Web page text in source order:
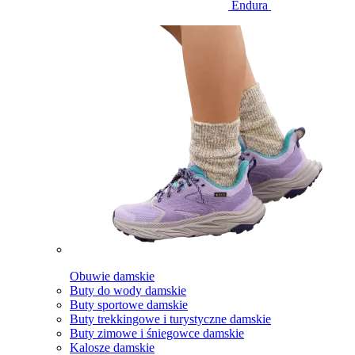
Endura
Obuwie damskie
Buty do wody damskie
Buty sportowe damskie
Buty trekkingowe i turystyczne damskie
Buty zimowe i śniegowce damskie
Kalosze damskie